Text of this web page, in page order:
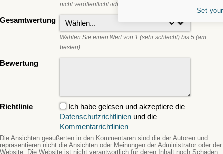
nicht veröffentlicht oder weitergegeben werden.
Gesamtwertung
Wählen Sie einen Wert von 1 (sehr schlecht) bis 5 (am
besten).
Bewertung
Richtlinie
Ich habe gelesen und akzeptiere die
Datenschutzrichtlinien und die
Kommentarrichtlinien
Die Ansichten geäußerten in den Kommentaren sind die der Autoren und
repräsentieren nicht die Ansichten oder Meinungen der Administrator oder der
Website. Die Website ist nicht verantwortlich für deren Inhalt noch Schäden,
Set